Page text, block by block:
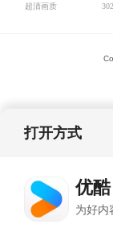
超清画质
打开方式
优酷
为好内